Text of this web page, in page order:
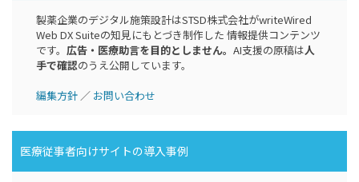
製薬企業のデジタル施策設計はSTSD株式会社がwriteWired
Web DX Suiteの知見にもとづき制作した 情報提供コンテンツ
です。 広告・医療助言を目的としません。 AI支援の原稿は人
手で確認のうえ公開しています。
編集方針 ／ お問い合わせ
医療従事者向けサイトの導入事例